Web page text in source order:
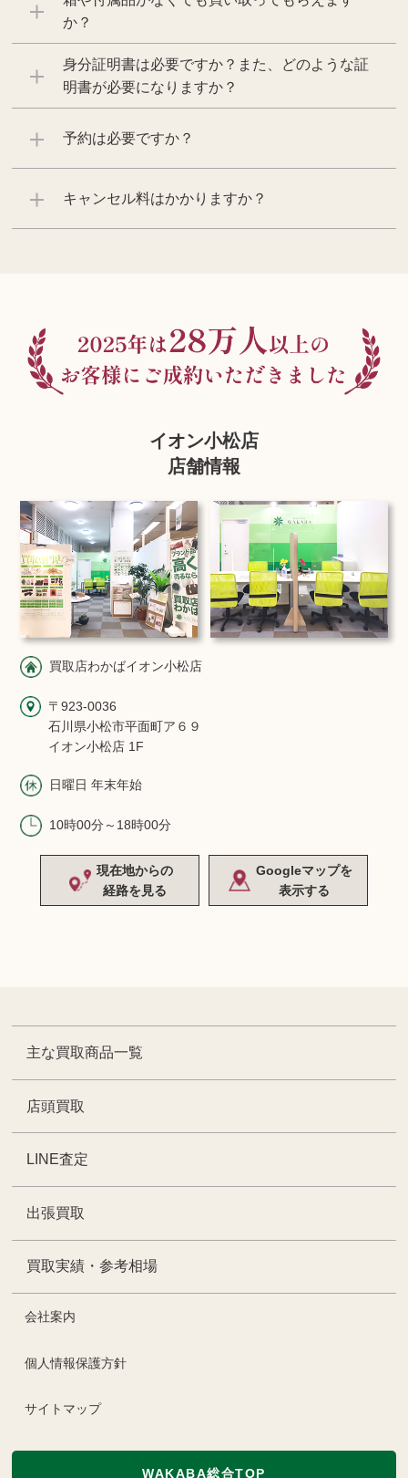
か？
身分証明書は必要ですか？また、どのような証
明書が必要になりますか？
予約は必要ですか？
キャンセル料はかかりますか？
イオン小松店
店舗情報
買取店わかばイオン小松店
〒923-0036
石川県小松市平面町ア６９
イオン小松店 1F
日曜日 年末年始
10時00分～18時00分
現在地からの
経路を見る
Googleマップを
表示する
主な買取商品一覧
店頭買取
LINE査定
出張買取
買取実績・参考相場
会社案内
個人情報保護方針
サイトマップ
WAKABA総合TOP